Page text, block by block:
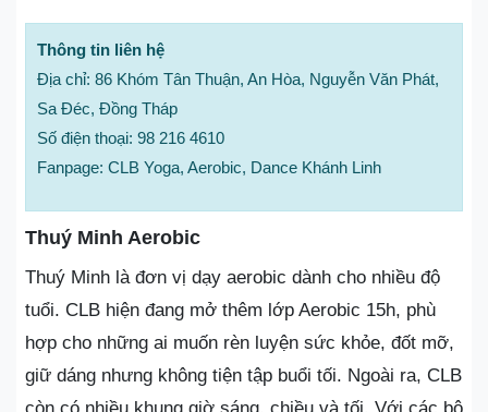
Thông tin liên hệ
Địa chỉ: 86 Khóm Tân Thuận, An Hòa, Nguyễn Văn Phát,
Sa Đéc, Đồng Tháp
Số điện thoại: 98 216 4610
Fanpage: CLB Yoga, Aerobic, Dance Khánh Linh
Thuý Minh Aerobic
Thuý Minh là đơn vị dạy aerobic dành cho nhiều độ
tuổi. CLB hiện đang mở thêm lớp Aerobic 15h, phù
hợp cho những ai muốn rèn luyện sức khỏe, đốt mỡ,
giữ dáng nhưng không tiện tập buổi tối. Ngoài ra, CLB